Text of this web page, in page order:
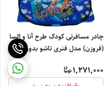
چادر مسافرتی کودک طرح آنا و السا
(فروزن) مدل فنری تاشو بدون نیاز
1,271,000